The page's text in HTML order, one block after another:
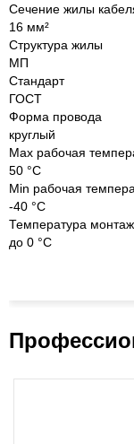
Сечение жилы
16 мм²
Структура жилы
МП
Стандарт
ГОСТ
Форма провода
круглый
Max рабочая
50 °С
Min рабочая
-40 °С
Температура
до 0 °С